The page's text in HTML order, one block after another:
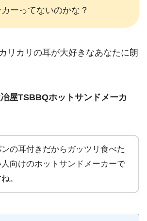
ーってないのかな？
リカリの耳が大好きなあなたに朗
屋TSBBQホットサンドメーカ
の耳付きだからガッツリ食べた
人向けのホットサンドメーカーで
。